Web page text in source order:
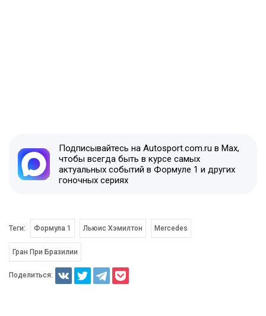
Подписывайтесь на Autosport.com.ru в Max,
чтобы всегда быть в курсе самых
актуальных событий в Формуле 1 и других
гоночных сериях
Теги: Формула 1 Льюис Хэмилтон Mercedes
Гран При Бразилии
Поделиться: